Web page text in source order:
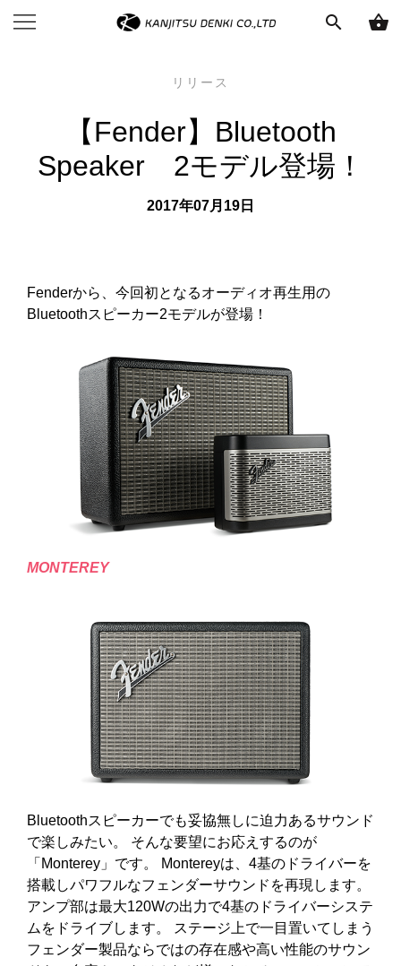
search shopping_basket
リリース
【Fender】Bluetooth
Speaker 2モデル登場！
2017年07月19日
Fenderから、今回初となるオーディオ再生用の
Bluetoothスピーカー2モデルが登場！
MONTEREY
Bluetoothスピーカーでも妥協無しに迫力あるサウンド
で楽しみたい。 そんな要望にお応えするのが
「Monterey」です。 Montereyは、4基のドライバーを
搭載しパワフルなフェンダーサウンドを再現します。
アンプ部は最大120Wの出力で4基のドライバーシステ
ムをドライブします。 ステージ上で一目置いてしまう
フェンダー製品ならではの存在感や高い性能のサウン